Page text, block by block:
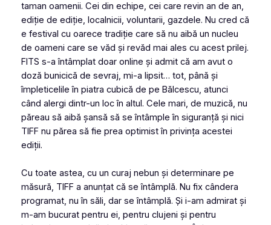
taman oamenii. Cei din echipe, cei care revin an de an,
ediție de ediție, localnicii, voluntarii, gazdele. Nu cred că
e festival cu oarece tradiție care să nu aibă un nucleu
de oameni care se văd și revăd mai ales cu acest prilej.
FITS s-a întâmplat doar online și admit că am avut o
doză bunicică de sevraj, mi-a lipsit… tot, până și
împleticelile în piatra cubică de pe Bălcescu, atunci
când alergi dintr-un loc în altul. Cele mari, de muzică, nu
păreau să aibă șansă să se întâmple în siguranță și nici
TIFF nu părea să fie prea optimist în privința acestei
ediții.
Cu toate astea, cu un curaj nebun și determinare pe
măsură, TIFF a anunțat că se întâmplă. Nu fix cândera
programat, nu în săli, dar se întâmplă. Și i-am admirat și
m-am bucurat pentru ei, pentru clujeni și pentru